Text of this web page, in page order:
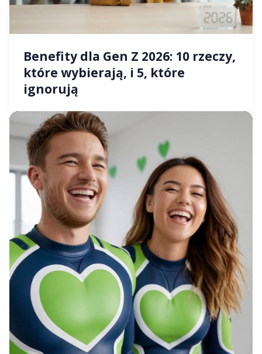
Benefity dla Gen Z 2026: 10 rzeczy,
które wybierają, i 5, które
ignorują